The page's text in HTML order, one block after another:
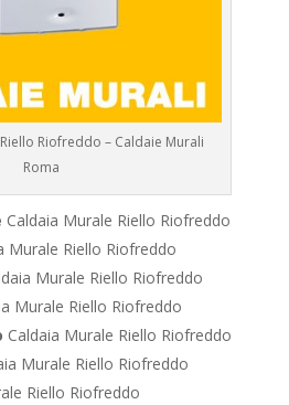
Riofreddo – Caldaie Murali
Roma
Caldaia Murale Riello Riofreddo
Murale Riello Riofreddo
Murale Riello Riofreddo
Murale Riello Riofreddo
Caldaia Murale Riello Riofreddo
Murale Riello Riofreddo
Riello Riofreddo